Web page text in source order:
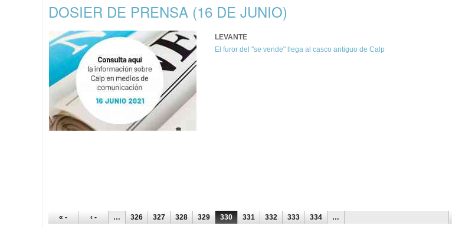
DOSIER DE PRENSA (16 DE JUNIO)
LEVANTE
El furor del "se vende" llega al casco antiguo de Calp
PÁGINAS
« - ‹ - … 326 327 328 329 330 331 332 333 334 …